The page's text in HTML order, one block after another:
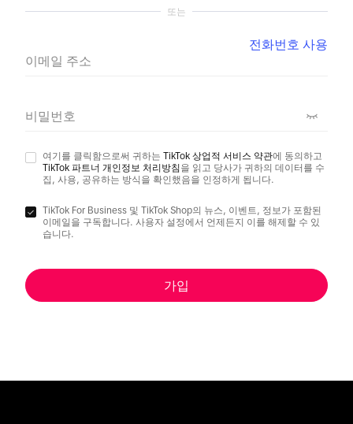
또는
이메일 주소
전화번호 사용
비밀번호
여기를 클릭함으로써 귀하는 TikTok 상업적 서비스 약관에 동의하고
TikTok 파트너 개인정보 처리방침 을 읽고 당사가 귀하의 데이터를 수
집, 사용, 공유하는 방식을 확인했음을 인정하게 됩니다.
TikTok For Business 및 TikTok Shop의 뉴스, 이벤트, 정보가 포함된
이메일을 구독합니다. 사용자 설정에서 언제든지 이를 해제할 수 있
습니다.
가입